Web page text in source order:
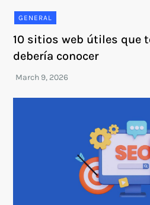
GENERAL
10 sitios web útiles que
debería conocer